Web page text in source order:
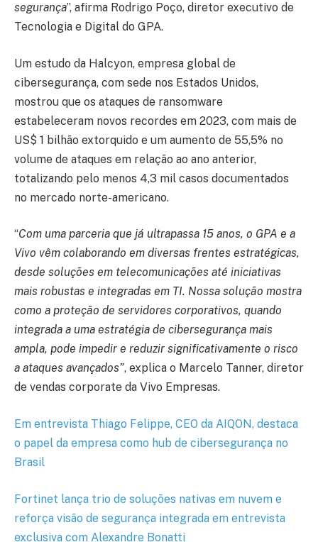
segurança”, afirma Rodrigo Poço, diretor executivo de
Tecnologia e Digital do GPA.
Um estudo da Halcyon, empresa global de
cibersegurança, com sede nos Estados Unidos,
mostrou que os ataques de ransomware
estabeleceram novos recordes em 2023, com mais de
US$ 1 bilhão extorquido e um aumento de 55,5% no
volume de ataques em relação ao ano anterior,
totalizando pelo menos 4,3 mil casos documentados
no mercado norte-americano.
“Com uma parceria que já ultrapassa 15 anos, o GPA e a
Vivo vêm colaborando em diversas frentes estratégicas,
desde soluções em telecomunicações até iniciativas
mais robustas e integradas em TI. Nossa solução mostra
como a proteção de servidores corporativos, quando
integrada a uma estratégia de cibersegurança mais
ampla, pode impedir e reduzir significativamente o risco
a ataques avançados”, explica o Marcelo Tanner, diretor
de vendas corporate da Vivo Empresas.
Em entrevista Thiago Felippe, CEO da AIQON, destaca
o papel da empresa como hub de cibersegurança no
Brasil
Fortinet lança trio de soluções nativas em nuvem e
reforça visão de segurança integrada em entrevista
exclusiva com Alexandre Bonatti